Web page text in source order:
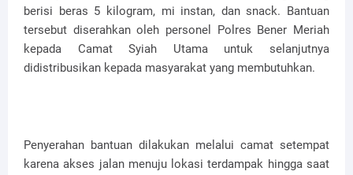
berisi beras 5 kilogram, mi instan, dan snack. Bantuan
tersebut diserahkan oleh personel Polres Bener Meriah
kepada Camat Syiah Utama untuk selanjutnya
didistribusikan kepada masyarakat yang membutuhkan.
Penyerahan bantuan dilakukan melalui camat setempat
karena akses jalan menuju lokasi terdampak hingga saat